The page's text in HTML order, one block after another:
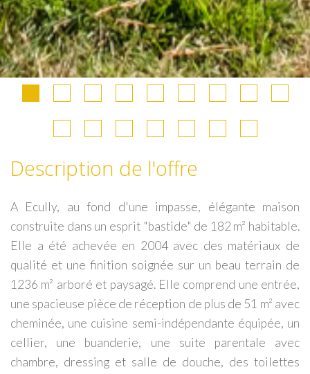
Description de l'offre
A Ecully, au fond d'une impasse, élégante maison
construite dans un esprit "bastide" de 182 m² habitable.
Elle a été achevée en 2004 avec des matériaux de
qualité et une finition soignée sur un beau terrain de
1236 m² arboré et paysagé. Elle comprend une entrée,
une spacieuse pièce de réception de plus de 51 m² avec
cheminée, une cuisine semi-indépendante équipée, un
cellier, une buanderie, une suite parentale avec
chambre, dressing et salle de douche, des toilettes